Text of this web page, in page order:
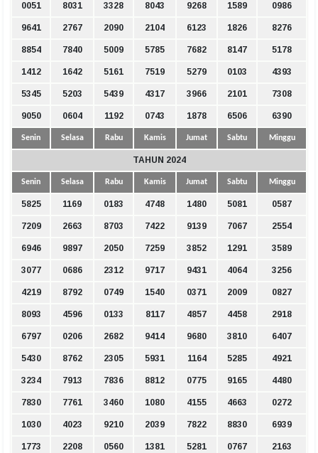
0051 8031 3328 8043 9268 1589 0986
9641 2767 2090 2104 6123 1826 8276
8854 7840 5009 5785 7682 8147 5178
1412 1642 5161 7519 5279 0103 4393
5345 5203 5439 4317 3966 2101 7308
9050 0604 1192 0743 1878 6506 6390
Senin Selasa Rabu Kamis Jumat Sabtu Minggu
TAHUN 2024
Senin Selasa Rabu Kamis Jumat Sabtu Minggu
5825 1169 0183 4748 1480 5081 0587
7209 2663 8703 7422 9139 7067 2554
6946 9897 2050 7259 3852 1291 3589
3077 0686 2312 9717 9431 4064 3256
4219 8792 0749 1540 0371 2009 0827
8093 4596 0133 8117 4857 4458 2918
6797 0206 2682 9414 9680 3810 6407
5430 8762 2305 5931 1164 5285 4921
3234 7913 7836 8812 0775 9165 4480
7830 7761 3460 1080 4155 4663 0272
1030 4023 9210 2039 7822 8830 6939
1773 2208 0560 1381 5281 0767 2163